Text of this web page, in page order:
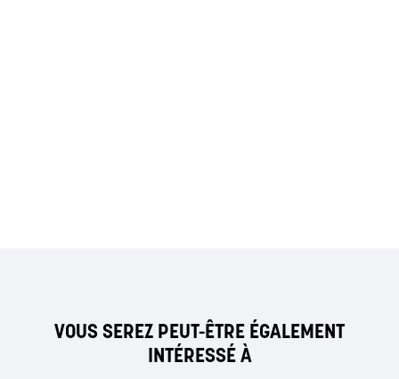
VOUS SEREZ PEUT-ÊTRE ÉGALEMENT
INTÉRESSÉ À